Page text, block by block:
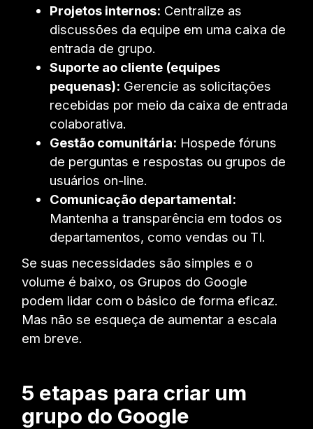
Projetos internos: Centralize as
discussões da equipe em uma caixa de
entrada de grupo.
Suporte ao cliente (equipes
pequenas): Gerencie as solicitações
recebidas por meio da caixa de entrada
colaborativa.
Gestão comunitária: Hospede fóruns
de perguntas e respostas ou grupos de
usuários on-line.
Comunicação departamental:
Mantenha a transparência em todos os
departamentos, como vendas ou TI.
Se suas necessidades são simples e o
volume é baixo, os Grupos do Google
podem lidar com o básico de forma eficaz.
Mas não se esqueça de aumentar a escala
em breve.
5 etapas para criar um
grupo do Google